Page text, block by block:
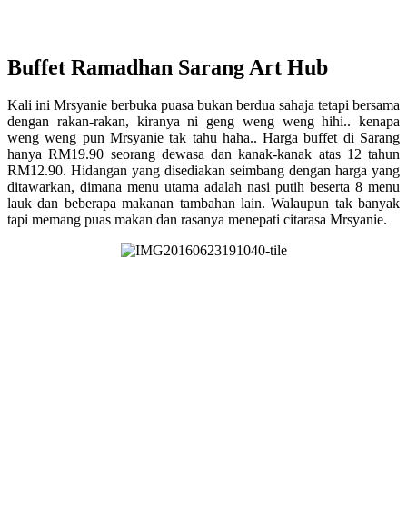
Buffet Ramadhan Sarang Art Hub
Kali ini Mrsyanie berbuka puasa bukan berdua sahaja tetapi bersama
dengan rakan-rakan, kiranya ni geng weng weng hihi.. kenapa
weng weng pun Mrsyanie tak tahu haha.. Harga buffet di Sarang
hanya RM19.90 seorang dewasa dan kanak-kanak atas 12 tahun
RM12.90. Hidangan yang disediakan seimbang dengan harga yang
ditawarkan, dimana menu utama adalah nasi putih beserta 8 menu
lauk dan beberapa makanan tambahan lain. Walaupun tak banyak
tapi memang puas makan dan rasanya menepati citarasa Mrsyanie.